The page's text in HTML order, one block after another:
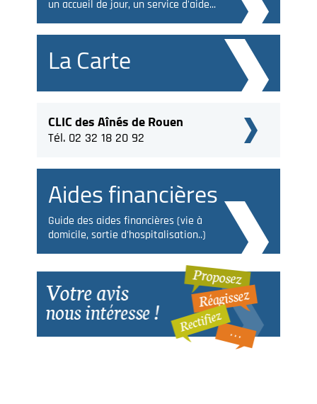
un accueil de jour, un service d'aide...
La Carte
CLIC des Aînés de Rouen
Tél. 02 32 18 20 92
Aides financières
Guide des aides financières (vie à
domicile, sortie d'hospitalisation..)